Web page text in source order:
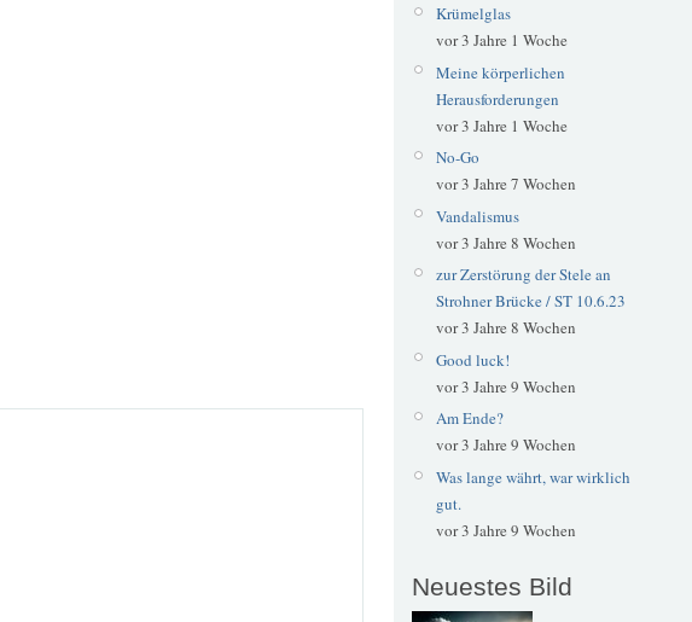
Krümelglas
vor 3 Jahre 1 Woche
Meine körperlichen
Herausforderungen
vor 3 Jahre 1 Woche
No-Go
vor 3 Jahre 7 Wochen
Vandalismus
vor 3 Jahre 8 Wochen
zur Zerstörung der Stele an
Strohner Brücke / ST 10.6.23
vor 3 Jahre 8 Wochen
Good luck!
vor 3 Jahre 9 Wochen
Am Ende?
vor 3 Jahre 9 Wochen
Was lange währt, war wirklich
gut.
vor 3 Jahre 9 Wochen
Neuestes Bild